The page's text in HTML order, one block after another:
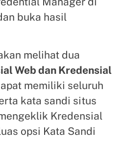
buka hasil
melihat dua
Web dan Kredensial
memiliki seluruh
kata sandi situs
Kredensial
opsi Kata Sandi